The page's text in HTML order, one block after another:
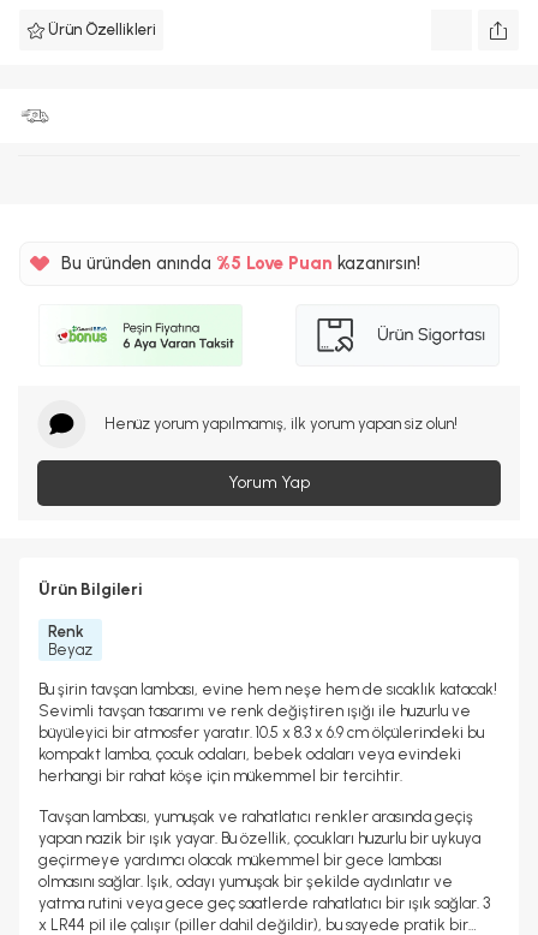
Ürün Özellikleri
Bu üründen anında %5
%5
Love Puan kazanırsın!
Henüz yorum yapılmamış, ilk yorum yapan siz olun!
Yorum Yap
Ürün Bilgileri
Renk
Beyaz
Bu şirin tavşan lambası, evine hem neşe hem de sıcaklık katacak!
Sevimli tavşan tasarımı ve renk değiştiren ışığı ile huzurlu ve
büyüleyici bir atmosfer yaratır. 10.5 x 8.3 x 6.9 cm ölçülerindeki bu
kompakt lamba, çocuk odaları, bebek odaları veya evindeki
herhangi bir rahat köşe için mükemmel bir tercihtir.
Tavşan lambası, yumuşak ve rahatlatıcı renkler arasında geçiş
yapan nazik bir ışık yayar. Bu özellik, çocukları huzurlu bir uykuya
geçirmeye yardımcı olacak mükemmel bir gece lambası
olmasını sağlar. Işık, odayı yumuşak bir şekilde aydınlatır ve
yatma rutini veya gece geç saatlerde rahatlatıcı bir ışık sağlar. 3
x LR44 pil ile çalışır (piller dahil değildir), bu sayede pratik bir